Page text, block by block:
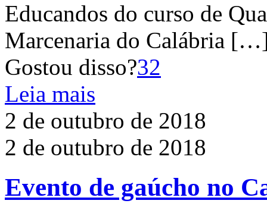
Educandos do curso de
Marcenaria do Calábria
Gostou disso?32
Leia mais
2 de outubro de 2018
2 de outubro de 2018
Evento de gaúcho no